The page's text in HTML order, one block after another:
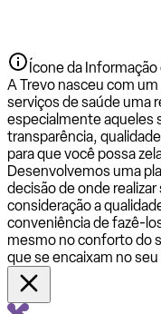
Ícone da Informação
A Trevo nasceu com
serviços de saúde uma
especialmente aqueles
transparência,
para que você possa
Desenvolvemos uma
decisão de onde
consideração a
conveniência de fazê-
mesmo no conforto do
que se encaixam no